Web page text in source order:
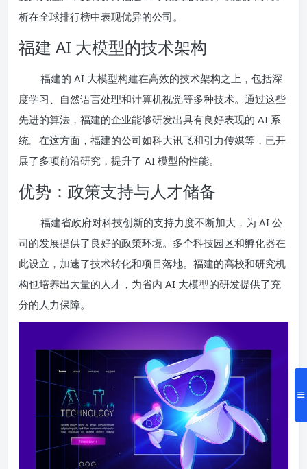
析在全球排行榜中表现优异的公司。
福建 AI 大模型的技术架构
福建的 AI 大模型构建在高效的技术架构之上，包括深
度学习、自然语言处理和计算机视觉等多种技术。通过这些
先进的算法，福建的企业能够研发出具有良好表现的 AI 系
统。在这方面，福建的公司如科大讯飞和引力传媒等，已开
展了多项前沿研究，提升了 AI 模型的性能。
优势：政策支持与人才储备
福建省政府对科技创新的支持力度不断加大，为 AI 公
司的发展提供了良好的政策环境。多个科技园区和孵化器在
此设立，加速了技术转化和项目落地。福建的高校和研究机
构也培养出大量的人才，为省内 AI 大模型的研发提供了充
分的人力保障。